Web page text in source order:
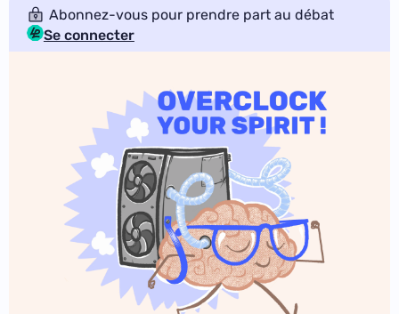
Abonnez-vous pour prendre part au débat
Se connecter